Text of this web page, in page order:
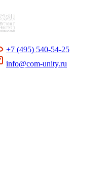
+7 (495) 540-54-25
info@com-unity.ru